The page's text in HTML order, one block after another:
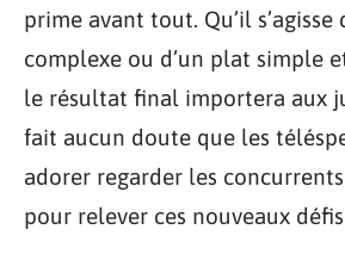
prime avant tout. Qu’il s’agisse
complexe ou d’un plat simple
le résultat final importera aux
fait aucun doute que les
adorer regarder les
pour relever ces nouveaux